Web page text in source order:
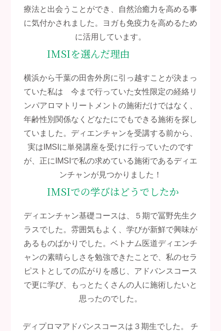
療法と出会うことができ、自然治癒力を高める事
に気付かされました。ヨガも免疫力を高めるため
に活用しています。
IMSIを選んだ理由
横浜から千葉の田舎外房に引っ越すことが決まっ
ていた私は 今まで行っていた女性限定の経絡リ
ンパアロマトリートメントの施術だけではなく、
年齢性別関係なくどなたにでもできる施術を探し
ていました。ディエンチャンを受講する前から、
実はIMSIに単発講座を受けに行っていたのです
が、正にIMSIで私の求めている施術であるディエ
ンチャンが見つかりました！
IMSIでの学びはどうでしたか
ディエンチャン基礎コースは、５期で冨野先生ク
ラスでした。雰囲気もよく、学びが新鮮で興味が
あるものばかりでした。ベトナム医道ディエンチ
ャンの素晴らしさを勉強できたことで、私のセラ
ピストとしての広がりを感じ、アドバンスコース
で更に学び、もっとたくさんの人に施術したいと
思ったのでした。
ディプロマアドバンスコースは３期生でした。 チ